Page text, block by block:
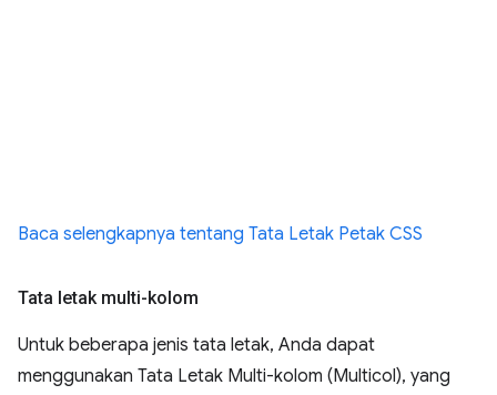
Baca selengkapnya tentang Tata Letak Petak CSS
Tata letak multi-kolom
Untuk beberapa jenis tata letak, Anda dapat
menggunakan Tata Letak Multi-kolom (Multicol), yang